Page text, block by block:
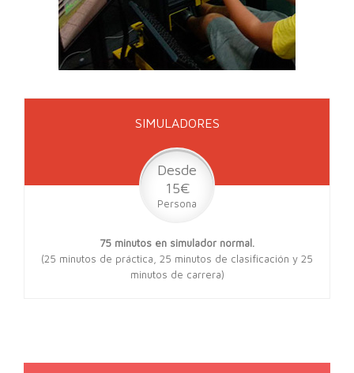
SIMULADORES
Desde
15€
Persona
75 minutos en simulador normal.
(25 minutos de práctica, 25 minutos de clasificación y 25
minutos de carrera)